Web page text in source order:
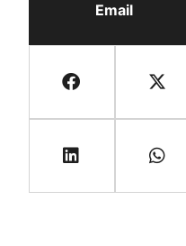
Email